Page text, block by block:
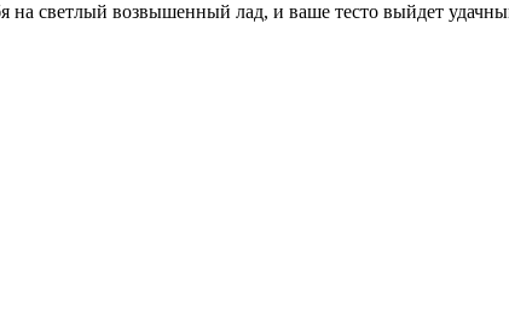
на светлый возвышенный лад, и ваше тесто выйдет